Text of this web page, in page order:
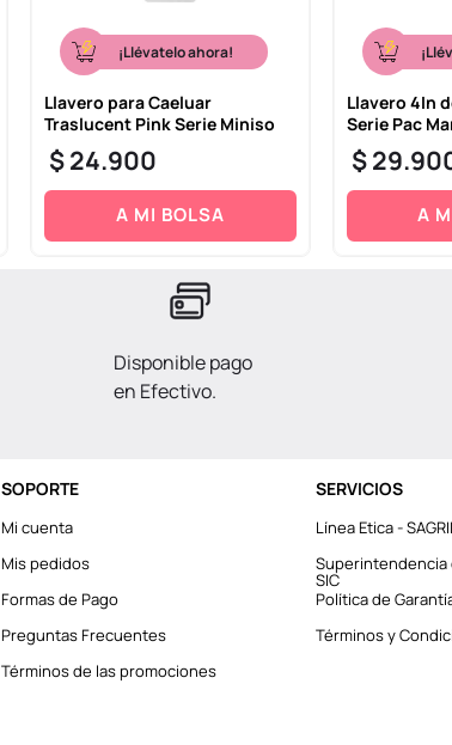
¡Llévatelo ahora!
Llavero para Caeluar
Traslucent Pink Serie Miniso
$24.900
A MI BOLSA
Llavero 4In
Serie Pac
$29.
A
Disponible pago
en Efectivo.
SOPORTE
Mi cuenta
Mis pedidos
Formas de Pago
Preguntas Frecuentes
Términos de las promociones
SERVICIOS
Línea Etica -
Superintendencia
SIC
Política de
Términos y